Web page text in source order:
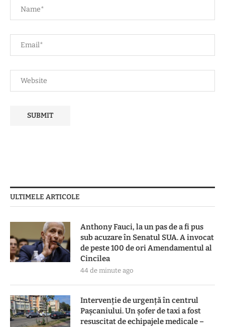
ULTIMELE ARTICOLE
Anthony Fauci, la un pas de a fi pus
sub acuzare în Senatul SUA. A invocat
de peste 100 de ori Amendamentul al
Cincilea
44 de minute ago
Intervenție de urgență în centrul
Pașcaniului. Un șofer de taxi a fost
resuscitat de echipajele medicale –